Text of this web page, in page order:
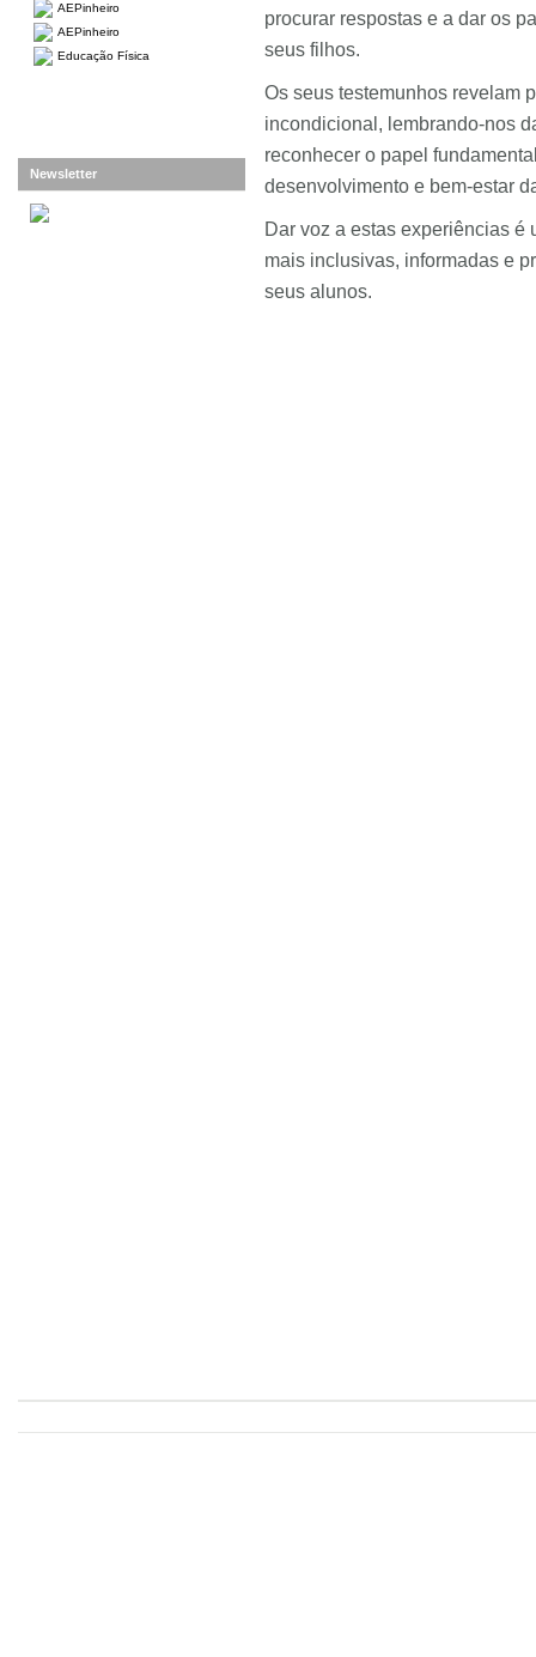
procurar respostas e a dar os
seus filhos.
Os seus testemunhos revelam
incondicional, lembrando-nos
reconhecer o papel
desenvolvimento e bem-estar
Dar voz a estas experiências é
mais inclusivas, informadas e
seus alunos.
AEPinheiro
AEPinheiro
Educação Física
Newsletter